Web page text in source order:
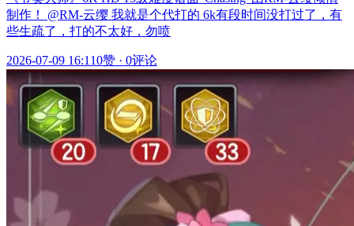
制作！ @RM-云缨 我就是个代打的 6k有段时间没打过了，有
些生疏了，打的不太好，勿喷
2026-07-09 16:110赞 · 0评论